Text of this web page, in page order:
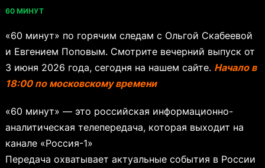
60 МИНУТ
«60 минут» по горячим следам с Ольгой Скабеевой
и Евгением Поповым. Смотрите вечерний выпуск от
3 июня 2026 года, сегодня на нашем сайте. Начало в
18:00 по московскому времени
«60 минут» — это российская информационно-
аналитическая телепередача, которая выходит на
канале «Россия-1»
Передача охватывает актуальные события в России